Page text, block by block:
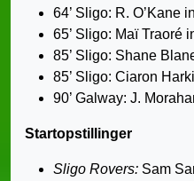
64’ Sligo: R. O’Kane
65’ Sligo: Maï Traoré
85’ Sligo: Shane
85’ Sligo: Ciaron
90’ Galway: J.
Startopstillinger
Sligo Rovers: Sam